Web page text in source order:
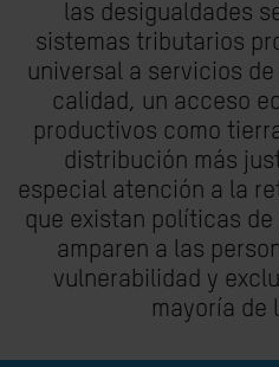
las desigualdades
sistemas tributarios
universal a servicios
calidad, un acceso
productivos como
distribución más
especial atención a la
que existan políticas
amparen a las
vulnerabilidad y
mayoría de